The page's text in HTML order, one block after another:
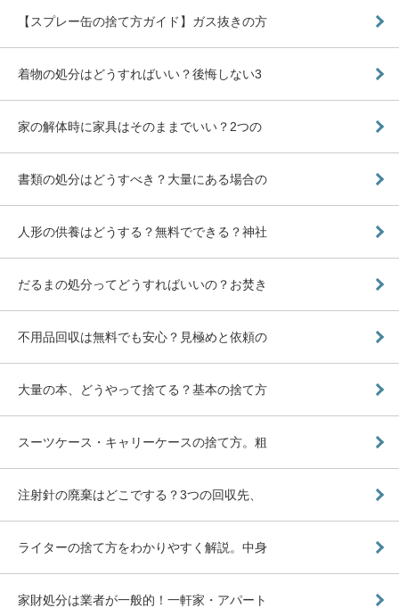
【スプレー缶の捨て方ガイド】ガス抜きの方
着物の処分はどうすればいい？後悔しない3
家の解体時に家具はそのままでいい？2つの
書類の処分はどうすべき？大量にある場合の
人形の供養はどうする？無料でできる？神社
だるまの処分ってどうすればいいの？お焚き
不用品回収は無料でも安心？見極めと依頼の
大量の本、どうやって捨てる？基本の捨て方
スーツケース・キャリーケースの捨て方。粗
注射針の廃棄はどこでする？3つの回収先、
ライターの捨て方をわかりやすく解説。中身
家財処分は業者が一般的！一軒家・アパート